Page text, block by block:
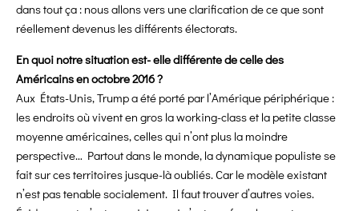
dans tout ça : nous allons vers une clarification de ce que sont
réellement devenus les différents électorats.
En quoi notre situation est- elle différente de celle des
Américains en octobre 2016 ?
Aux États-Unis, Trump a été porté par l’Amérique périphérique :
les endroits où vivent en gros la working-class et la petite classe
moyenne américaines, celles qui n’ont plus la moindre
perspective… Partout dans le monde, la dynamique populiste se
fait sur ces territoires jusque-là oubliés. Car le modèle existant
n’est pas tenable socialement. Il faut trouver d’autres voies.